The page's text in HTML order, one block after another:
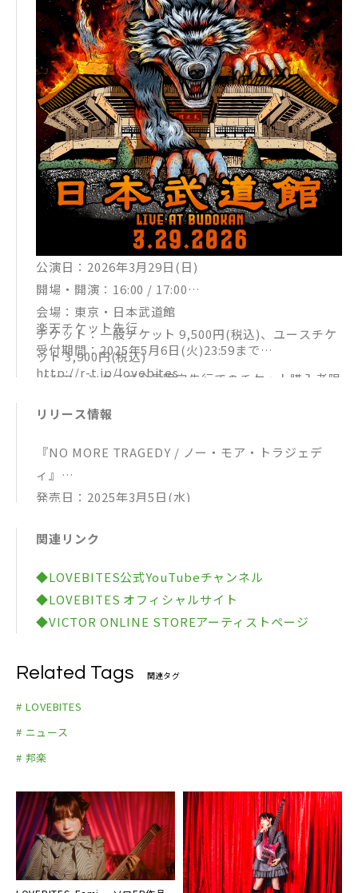
公演日：2026年3月29日(日)
開場・開演：16:00 / 17:00
会場：東京・日本武道館
チケット：一般チケット 9,500円(税込)、ユースチケ
ット 3,900円(税込)
（※ファンクラブ会員限定先行でのチケット購入者限
楽天チケット先行
受付期間：2025年5月6日(火)23:59まで
http://r-t.jp/lovebites
リリース情報
『NO MORE TRAGEDY / ノー・モア・トラジェデ
ィ』
発売日：2025年3月5日(水)
2DVD: 7,700円(税込) / VIBL-1172～1173
収録内容
1. The Crusade
2. When Destinies Align
4. Rising
7. Stand And Deliver (Shoot ’em Down)
8. Set The World On Fire
9. The Final Collision
10. Thunder Vengeance
11. Holy War
12. A Frozen Serenade
13. Soldier Stands Solitarily
関連リンク
◆LOVEBITES公式YouTubeチャンネル
◆LOVEBITES オフィシャルサイト
◆VICTOR ONLINE STOREアーティストページ
Related Tags 関連タグ
# LOVEBITES
# ニュース
# 邦楽